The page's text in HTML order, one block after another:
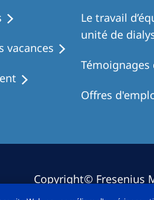
vacances
Le travail
unité de
Témoignages
Offres
Copyright© Fresenius
All rights reserved.